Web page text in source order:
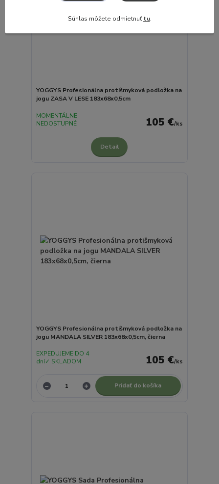
YOGGYS Profesionálna protišmyková podložka na
jogu ZASA V LESE 183x68x0,5cm
105 €/ks
MOMENTÁLNE
NEDOSTUPNÉ
Detail
YOGGYS Profesionálna protišmyková podložka na
jogu MANDALA SILVER 183x68x0,5cm, čierna
105 €/ks
EXPEDUJEME DO 4
dní✓ SKLADOM
Pridať do košíka
Súhlas môžete odmietnuťtu.